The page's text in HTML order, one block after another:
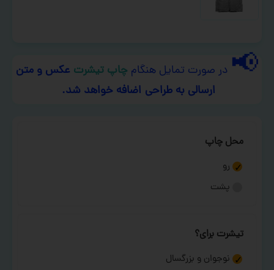
📢 در صورت تمایل هنگام چاپ تیشرت عکس و متن
ارسالی به طراحی اضافه خواهد شد.
محل چاپ
رو
پشت
تیشرت برای؟
نوجوان و بزرگسال